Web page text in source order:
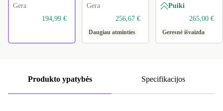
Gera
194,99 €
Gera
256,67 €
Daugiau atminties
Puiki
265,00 €
Geresnė išvaizda
Produkto ypatybės Specifikacijos